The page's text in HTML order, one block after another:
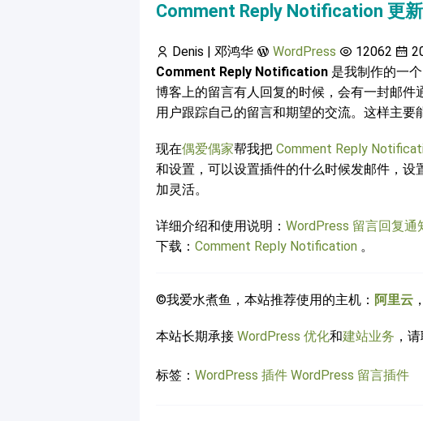
Comment Reply Notification 更
Denis | 邓鸿华 WordPress 12062
Comment Reply Notification 是我制作的一
博客上的留言有人回复的时候，会有一封邮
用户跟踪自己的留言和期望的交流。这样主要
现在偶爱偶家帮我把 Comment Reply
和设置，可以设置插件的什么时候发邮件，
加灵活。
详细介绍和使用说明： WordPress 留言回复
下载： Comment Reply Notification 。
©我爱水煮鱼，本站推荐使用的主机： 阿里云
本站长期承接 WordPress 优化和建站业务 ，
标签： WordPress 插件 WordPress 留言插件